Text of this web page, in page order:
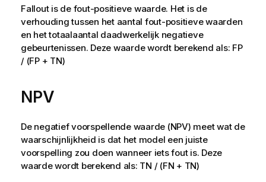
Fallout is de fout-positieve waarde. Het is de
verhouding tussen het aantal fout-positieve waarden
en het totaalaantal daadwerkelijk negatieve
gebeurtenissen. Deze waarde wordt berekend als: FP
/ (FP + TN)
NPV
De negatief voorspellende waarde (NPV) meet wat de
waarschijnlijkheid is dat het model een juiste
voorspelling zou doen wanneer iets fout is. Deze
waarde wordt berekend als: TN / (FN + TN)